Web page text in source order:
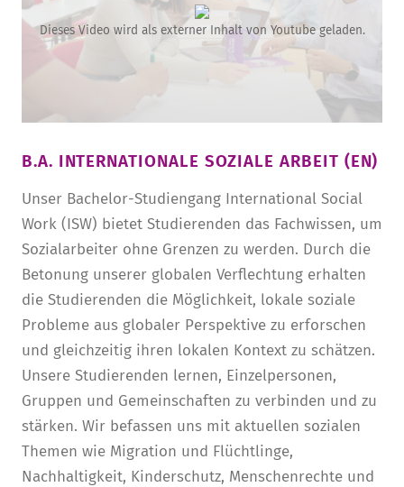
Dieses Video wird als externer Inhalt von Youtube geladen.
B.A. INTERNATIONALE SOZIALE ARBEIT (EN)
Unser Bachelor-Studiengang International Social
Work (ISW) bietet Studierenden das Fachwissen, um
Sozialarbeiter ohne Grenzen zu werden. Durch die
Betonung unserer globalen Verflechtung erhalten
die Studierenden die Möglichkeit, lokale soziale
Probleme aus globaler Perspektive zu erforschen
und gleichzeitig ihren lokalen Kontext zu schätzen.
Unsere Studierenden lernen, Einzelpersonen,
Gruppen und Gemeinschaften zu verbinden und zu
stärken. Wir befassen uns mit aktuellen sozialen
Themen wie Migration und Flüchtlinge,
Nachhaltigkeit, Kinderschutz, Menschenrechte und